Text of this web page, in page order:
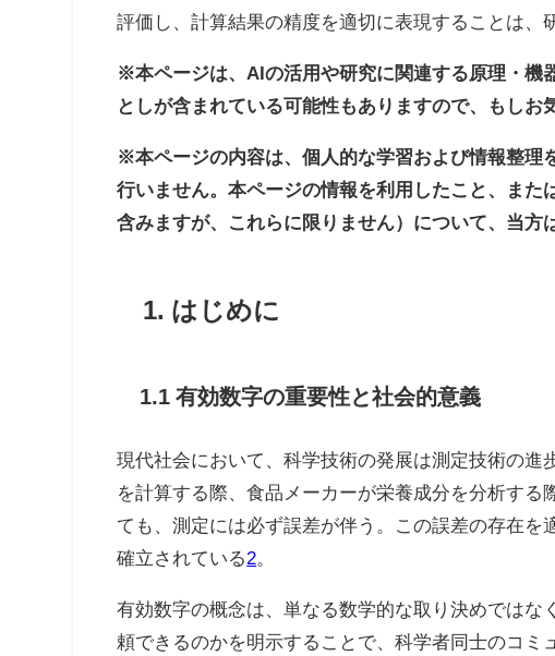
評価し、計算結果の精度を適切に表現することは、
※本ページは、AIの活用や研究に関連する原理・機
としが含まれている可能性もありますので、もしお
※本ページの内容は、個人的な学習および情報整理
行いません。本ページの情報を利用したこと、ま
含みますが、これらに限りません）について、当方
1. はじめに
1.1 有効数字の重要性と社会的意義
現代社会において、科学技術の発展は測定技術の
を計算する際、食品メーカーが栄養成分を分析す
ても、測定には必ず誤差が伴う。この誤差の存在
確立されている2
有効数字の概念は、単なる数学的な取り決めでは
頼できるのかを明示することで、科学者同士のコ